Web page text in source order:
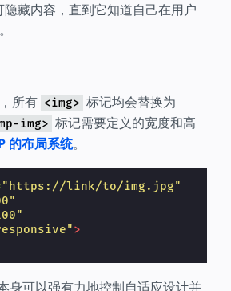
藏内容，直到它知道自己在用户
所有 <img> 标记均会替换为
img> 标记需要定义的宽度和高
的布局系统。
"https://link/to/img.jpg"
>
身可以强有力地控制自适应设计并